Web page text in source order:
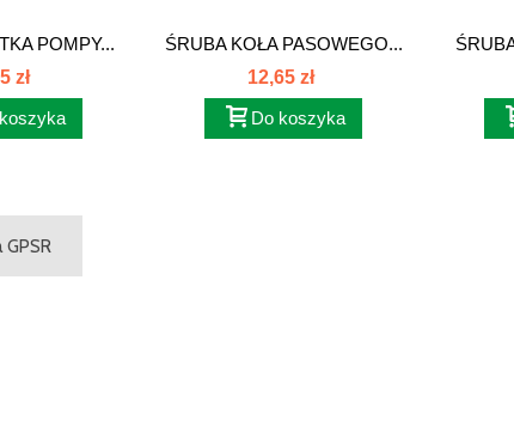
POMPY...
zł
ŚRUBA KOŁA PASOWEGO...
12,65 zł
Do koszyka